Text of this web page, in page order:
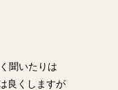
聞いたりは
良くしますが